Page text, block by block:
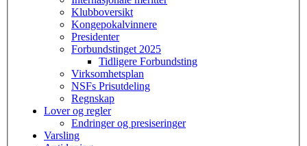
Klubboversikt
Kongepokalvinnere
Presidenter
Forbundstinget 2025
Tidligere Forbundsting
Virksomhetsplan
NSFs Prisutdeling
Regnskap
Lover og regler
Endringer og presiseringer
Varsling